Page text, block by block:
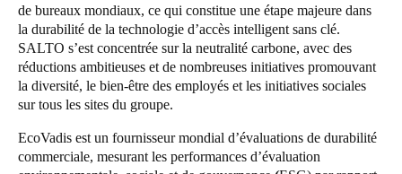
Spain
Español
Portugal
Italy
de bureaux mondiaux, ce qui constitue une étape majeure dans
la durabilité de la technologie d’accès intelligent sans clé.
SALTO s’est concentrée sur la neutralité carbone, avec des
réductions ambitieuses et de nombreuses initiatives promouvant
la diversité, le bien-être des employés et les initiatives sociales
sur tous les sites du groupe.
EcoVadis est un fournisseur mondial d’évaluations de durabilité
commerciale, mesurant les performances d’évaluation